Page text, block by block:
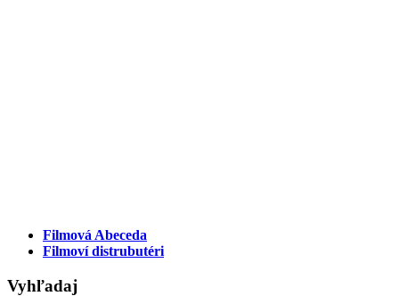
Filmová Abeceda
Filmoví distrubutéri
Vyhľadaj